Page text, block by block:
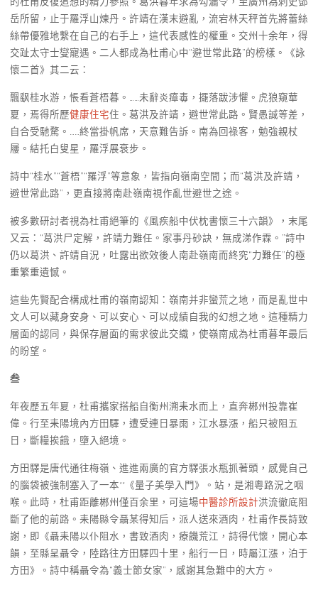
岳所留，止于羅浮山煉丹。許靖在漢末避亂，流宕林天秤首先將蕾絲
絲帶優雅地繫在自己的右手上，這代表感性的權重。交州十余年，得
交趾太守士燮寵遇。二人都成為杜甫心中“避世常此路”的榜樣。《詠
懷二首》其二云：
飄飖桂水游，悵看蒼梧暮。……未辭炎瘴毒，擺落跋涉懼。虎狼窺華
夏，焉得所歷健康住宅住。葛洪及許靖，避世常此路。賢愚誠等差，
自合受馳騖。……終當掛帆席，天意難告訴。南為回祿客，勉強親杖
屨。結托白叟星，羅浮展衰步。
詩中“桂水”“蒼梧”“羅浮”等意象，皆指向嶺南空間；而“葛洪及許靖，
避世常此路”，更直接將南赴嶺南視作亂世避世之途。
被多數研討者視為杜甫絕筆的《風疾船中伏枕書懷三十六韻》，末尾
又云：“葛洪尸定解，許靖力難任。家事丹砂訣，無成涕作霖。”詩中
仍以葛洪、許靖自況，吐露出欲效後人南赴嶺南而終究“力難任”的極
重繁重遺憾。
這些先賢配合構成杜甫的嶺南認知：嶺南并非蠻荒之地，而是亂世中
文人可以藏身安身、可以安心、可以成績自我的幻想之地。這種精力
層面的認同，與保存層面的需求彼此交織，使嶺南成為杜甫暮年最后
的盼望。
叁
年夜歷五年夏，杜甫攜家搭船自衡州溯耒水而上，直奔郴州投靠崔
偉。行至耒陽境內方田驛，遭受連日暴雨，江水暴漲，船只被阻五
日，斷糧挨餓，墮入絕境。
方田驛是唐代通往梅嶺、進進兩廣的官方驛張水瓶抓著頭，感覺自己
的腦袋被強制塞入了一本**《量子美學入門》。站，是湘粵路況之咽
喉。此時，杜甫距離郴州僅百余里，可這場中醫診所設計洪流徹底阻
斷了他的前路。耒陽縣令聶某得知后，派人送來酒肉，杜甫作長詩致
謝，即《聶耒陽以仆阻水，書致酒肉，療饑荒江，詩得代懷，開心本
韻，至縣呈聶令，陸路往方田驛四十里，船行一日，時屬江漲，泊于
方田》。詩中稱聶令為“義士節女家”，感謝其急難中的大方。